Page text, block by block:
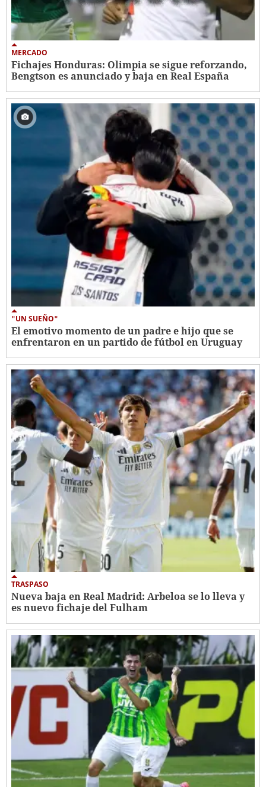
MERCADO
Fichajes Honduras: Olimpia se sigue reforzando,
Bengtson es anunciado y baja en Real España
"UN SUEÑO"
El emotivo momento de un padre e hijo que se
enfrentaron en un partido de fútbol en Uruguay
TRASPASO
Nueva baja en Real Madrid: Arbeloa se lo lleva y
es nuevo fichaje del Fulham